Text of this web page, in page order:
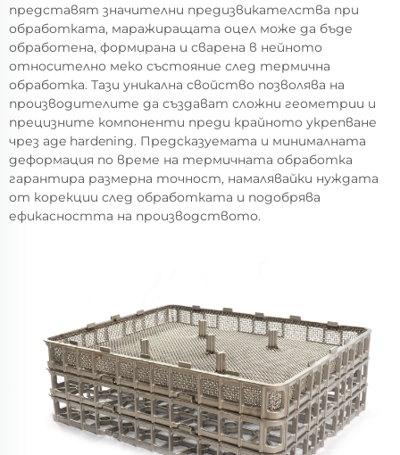
представят значителни предизвикателства при
обработката, маражиращата оцел може да бъде
обработена, формирана и сварена в нейното
относително меко състояние след термична
обработка. Тази уникална свойство позволява на
производителите да създават сложни геометрии и
прецизните компоненти преди крайното укрепване
чрез age hardening. Предсказуемата и минималната
деформация по време на термичната обработка
гарантира размерна точност, намалявайки нуждата
от корекции след обработката и подобрява
ефикасността на производството.